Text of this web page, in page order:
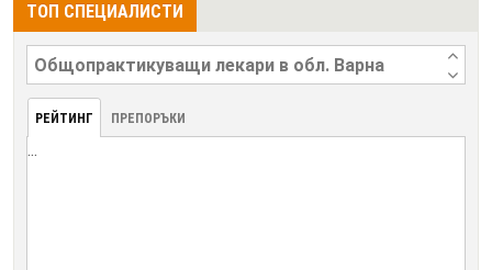
ТОП СПЕЦИАЛИСТИ
РЕЙТИНГ ПРЕПОРЪКИ
...